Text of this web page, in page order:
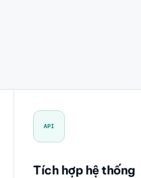
API
Tích hợp hệ thống